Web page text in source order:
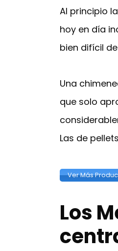
Al principio
hoy en día
bien difícil
Una
que solo
Las de
Ver Más
Los